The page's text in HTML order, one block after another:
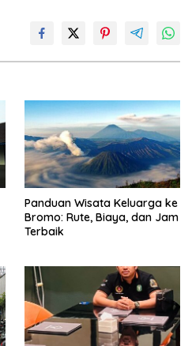
Panduan Wisata Keluarga ke
Bromo: Rute, Biaya, dan Jam
Terbaik